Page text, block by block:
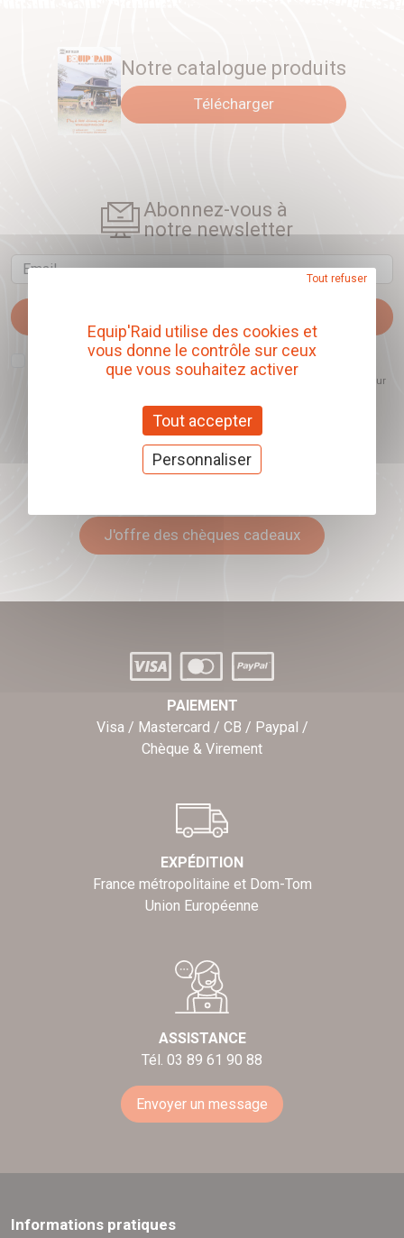
Notre catalogue produits
Télécharger
Abonnez-vous à
notre newsletter
Email
J'accepte que l'ouverture des newsletters soit mesurée, afin de mieux
comprendre les sujets qui m'intéressent et d'améliorer les contenus
proposés. Ce choix est modifiable à tout moment et reste sans incidence sur
Offrez nos chèques
J'offre des chèques cadeaux
PAIEMENT
Visa / Mastercard / CB / Paypal /
Chèque & Virement
EXPÉDITION
France métropolitaine et Dom-Tom
Union Européenne
ASSISTANCE
Tél. 03 89 61 90 88
Envoyer un message
Informations pratiques
Equip'Raid utilise des cookies et
vous donne le contrôle sur ceux
que vous souhaitez activer
Tout accepter
Tout refuser
Personnaliser